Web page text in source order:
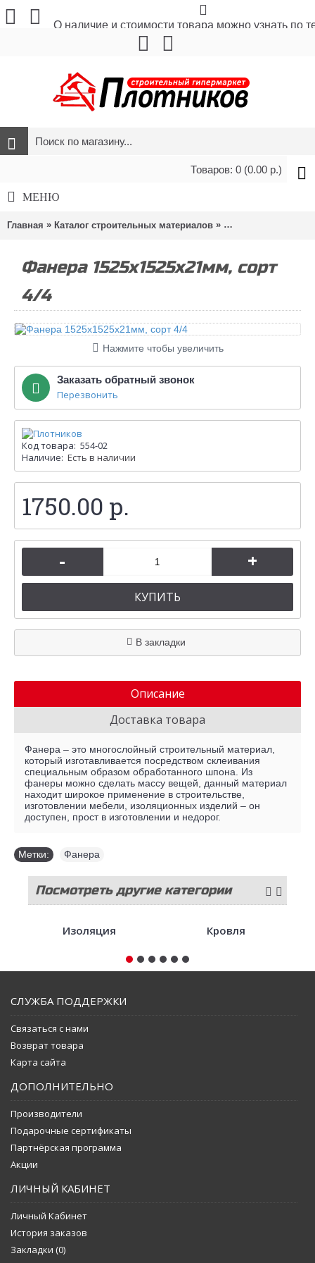
О наличие и стоимости товара можно узнать по
Товаров: 0 (0.00 р.)
МЕНЮ
Главная » Каталог строительных материалов » Листовые
Фанера 1525х1525х21мм, сорт
4/4
Нажмите чтобы увеличить
Заказать обратный звонок
Перезвонить
Код товара: 554-02
Наличие: Есть в наличии
1750.00 р.
- +
КУПИТЬ
В закладки
Описание
Доставка товара
Фанера – это многослойный строительный материал,
который изготавливается посредством склеивания
специальным образом обработанного шпона. Из
фанеры можно сделать массу вещей, данный материал
находит широкое применение в строительстве,
изготовлении мебели, изоляционных изделий – он
доступен, прост в изготовлении и недорог.
Метки: Фанера
Посмотреть другие категории
Изоляция Кровля
СЛУЖБА ПОДДЕРЖКИ
Связаться с нами
Возврат товара
Карта сайта
ДОПОЛНИТЕЛЬНО
Производители
Подарочные сертификаты
Партнёрская программа
Акции
ЛИЧНЫЙ КАБИНЕТ
Личный Кабинет
История заказов
Закладки (0)